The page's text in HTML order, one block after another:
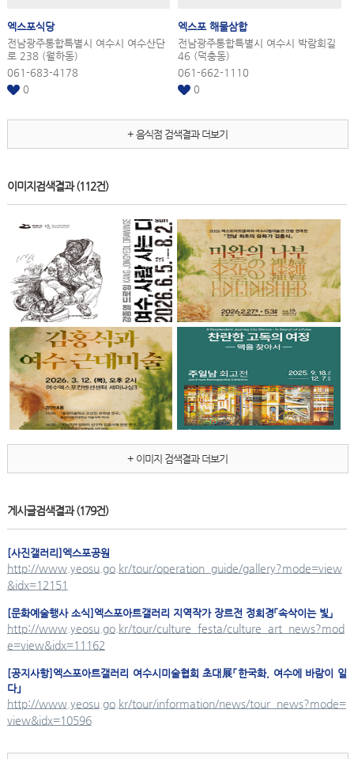
엑스포식당
전남광주통합특별시 여수시 여수산단
로 238 (월하동)
061-683-4178
0
엑스포해물삼합
전남광주통합특별시 여수시 박람회길
46 (덕충동)
061-662-1110
0
+ 음식점 검색결과 더보기
이미지검색결과(112건)
+ 이미지 검색결과 더보기
게시글검색결과(179건)
[사진갤러리] 엑스포공원
http://www.yeosu.go.kr/tour/operation_guide/gallery?mode=view
&idx=12151
[문화예술행사 소식] 엑스포아트갤러리 지역작가 장르전 정희경「속삭이는 빛」
http://www.yeosu.go.kr/tour/culture_festa/culture_art_news?mod
e=view&idx=11162
[공지사항] 엑스포아트갤러리 여수시미술협회 초대展「한국화, 여수에 바람이 일
다｣
http://www.yeosu.go.kr/tour/information/news/tour_news?mode=
view&idx=10596